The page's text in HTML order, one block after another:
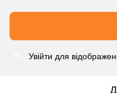
Увійти для